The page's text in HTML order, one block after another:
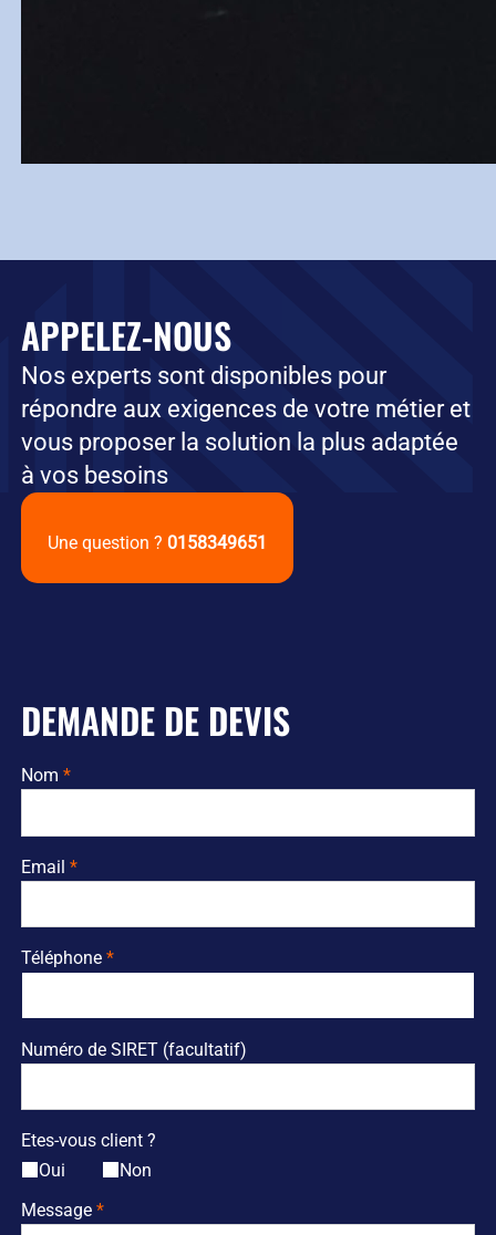
APPELEZ-NOUS
Nos experts sont disponibles pour
répondre aux exigences de votre métier et
vous proposer la solution la plus adaptée
à vos besoins
Une question ? 0158349651
DEMANDE DE DEVIS
Nom
Email
Téléphone
Numéro de SIRET (facultatif)
Etes-vous client ?
Oui
Non
Message